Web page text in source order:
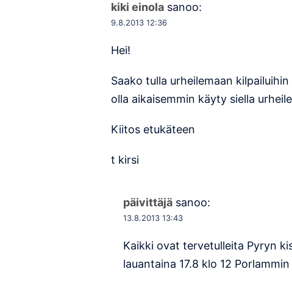
kiki einola sanoo:
9.8.2013 12:36
Hei!
Saako tulla urheilemaan
olla aikaisemmin käyty siella
Kiitos etukäteen
t kirsi
päivittäjä sanoo:
13.8.2013 13:43
Kaikki ovat tervetulleita Pyryn
lauantaina 17.8 klo 12